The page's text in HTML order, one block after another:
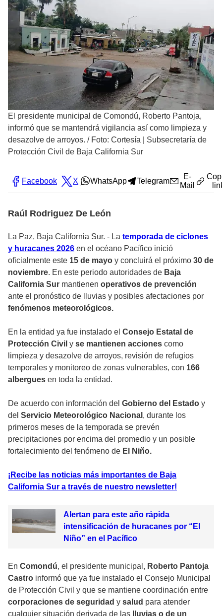
El presidente municipal de Comondú, Roberto Pantoja,
informó que se mantendrá vigilancia así como limpieza y
desazolve de arroyos. / Foto: Cortesía | Subsecretaría de
Protección Civil de Baja California Sur
Facebook X WhatsApp Telegram
E-
Mail
Raúl Rodriguez De León
La Paz, Baja California Sur. - La temporada de ciclones
y huracanes 2026 en el océano Pacífico inició
oficialmente este 15 de mayo y concluirá el próximo 30 de
noviembre. En este periodo autoridades de Baja
California Sur mantienen operativos de prevención
ante el pronóstico de lluvias y posibles afectaciones por
fenómenos meteorológicos.
En la entidad ya fue instalado el Consejo Estatal de
Protección Civil y se mantienen acciones como
limpieza y desazolve de arroyos, revisión de refugios
temporales y monitoreo de zonas vulnerables, con 166
albergues en toda la entidad.
De acuerdo con información del Gobierno del Estado y
del Servicio Meteorológico Nacional , durante los
primeros meses de la temporada se prevén
precipitaciones por encima del promedio y un posible
fortalecimiento del fenómeno de El Niño.
¡Recibe las noticias más importantes de Baja
California Sur a través de nuestro newsletter!
Alertan para este año rápida
intensificación de huracanes por “El
Niño” en el Pacífico
En Comondú, el presidente municipal, Roberto Pantoja
Castro informó que ya fue instalado el Consejo Municipal
de Protección Civil y que se mantiene coordinación entre
corporaciones de seguridad y salud para atender
cualquier situación derivada de las
lluvias o de un